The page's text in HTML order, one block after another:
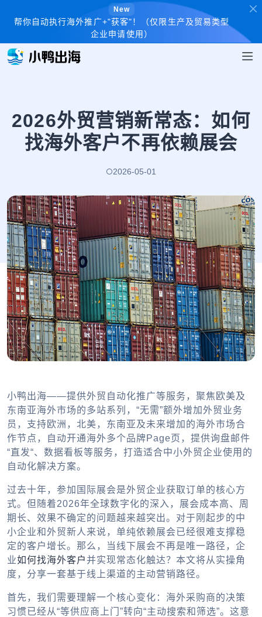
New
帮你自动执行海外推广+"获客"！（仅限生产及贸易类型
企业申请使用）
2026外贸营销新常态：如何
找海外客户不再依赖展会
2026-05-01
小鸭出海——提供外贸自动化推广等服务，聚焦欧美及
东南亚海外市场的多站系列，“无需”额外增加外贸业务
员，支持欧洲，北美，东南亚及未来增加的海外市场合
作节点，自动开通海外多个品牌Page页，提供询盘邮件
“直发“、数据看板等服务，打造适合中小外贸企业使用的
自动化解决方案。
过去十年，参加国际展会是外贸企业获取订单的核心方
式。但随着2026年全球数字化的深入，展会成本高、周
期长、效果不确定的问题越来越突出。对于刚起步的中
小企业和外贸新人来说，单纯依赖展会已经很难支撑稳
定的客户增长。那么，当线下展会不再是唯一路径，企
业如何找海外客户并实现常态化触达？本文将从实操角
度，分享一套基于线上渠道的主动营销路径。
首先，我们需要理解一个核心变化：海外采购商的决策
习惯已经从“等供应商上门”转向“主动搜索和筛选”。这意